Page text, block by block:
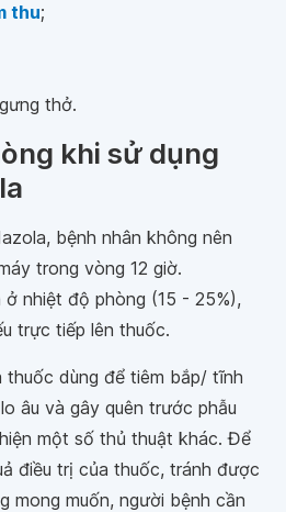
thu;
thở.
khi sử dụng
bệnh nhân không nên
trong vòng 12 giờ.
ở nhiệt độ phòng (15 - 25%),
trực tiếp lên thuốc.
thuốc dùng để tiêm bắp/ tĩnh
âu và gây quên trước phẫu
một số thủ thuật khác. Để
điều trị của thuốc, tránh được
mong muốn, người bệnh cần